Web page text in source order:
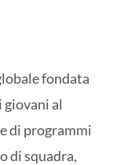
fondata
giovani al
di programmi
di squadra,